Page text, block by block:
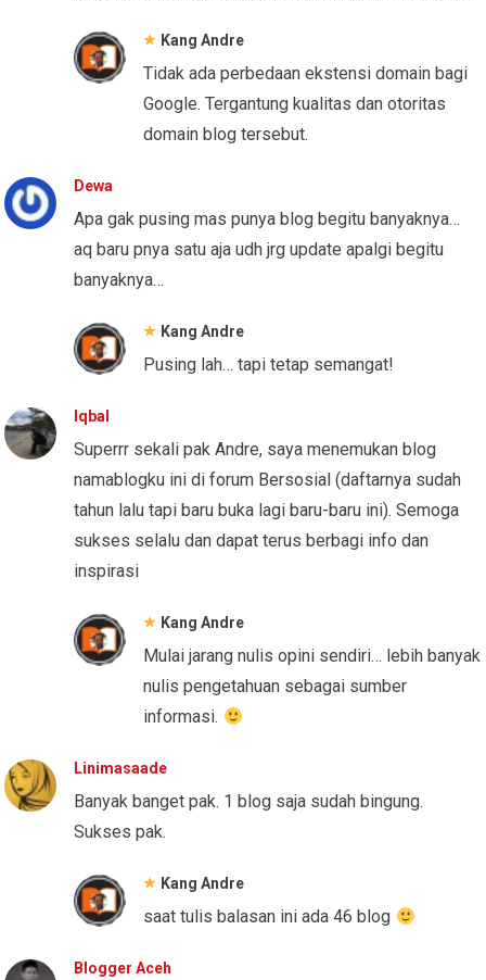
Kang Andre
Tidak ada perbedaan ekstensi domain bagi
Google. Tergantung kualitas dan otoritas
domain blog tersebut.
Dewa
Apa gak pusing mas punya blog begitu banyaknya…
aq baru pnya satu aja udh jrg update apalgi begitu
banyaknya…
Kang Andre
Pusing lah… tapi tetap semangat!
Iqbal
Superrr sekali pak Andre, saya menemukan blog
namablogku ini di forum Bersosial (daftarnya sudah
tahun lalu tapi baru buka lagi baru-baru ini). Semoga
sukses selalu dan dapat terus berbagi info dan
inspirasi
Kang Andre
Mulai jarang nulis opini sendiri… lebih banyak
nulis pengetahuan sebagai sumber
informasi.
Linimasaade
Banyak banget pak. 1 blog saja sudah bingung.
Sukses pak.
Kang Andre
saat tulis balasan ini ada 46 blog
Blogger Aceh